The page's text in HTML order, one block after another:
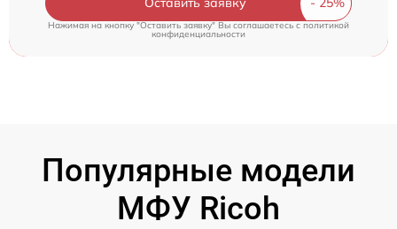
Нажимая на кнопку "Оставить заявку" Вы соглашаетесь c политикой
конфиденциальности
Популярные модели
МФУ Ricoh